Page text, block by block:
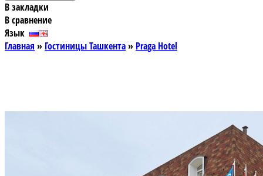
В закладки
В сравнение
Язык
Главная » Гостиницы Ташкента» Praga Hotel